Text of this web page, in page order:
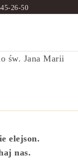
26-50
elejson.
nas.